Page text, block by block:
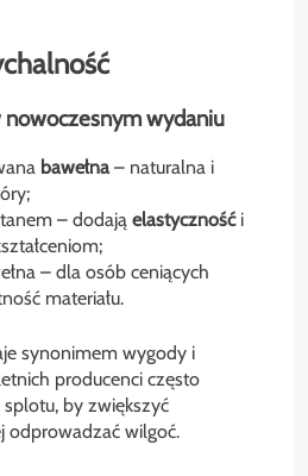
nowoczesnym wydaniu
bawełna– naturalna i
– dodają elastycznośći
– dla osób ceniących
materiału.
synonimem wygody i
producenci często
by zwiększyć
odprowadzać wilgoć.